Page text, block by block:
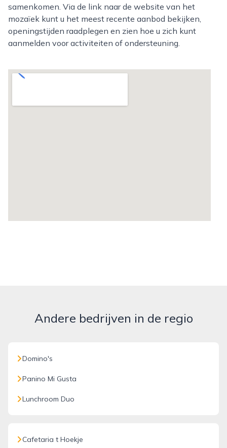
samenkomen. Via de link naar de website van het
mozaïek kunt u het meest recente aanbod bekijken,
openingstijden raadplegen en zien hoe u zich kunt
aanmelden voor activiteiten of ondersteuning.
Andere bedrijven in de regio
Domino's
Panino Mi Gusta
Lunchroom Duo
Cafetaria t Hoekje